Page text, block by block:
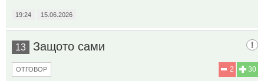
19:24 15.06.2026
13 Защото сами
30
2
ОТГОВОР